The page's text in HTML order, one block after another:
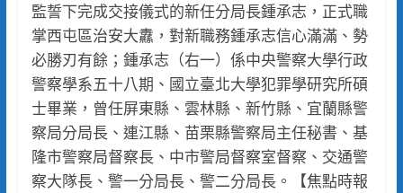
監誓下完成交接儀式的新任分局長鍾承志，正式職
掌西屯區治安大纛，對新職務鍾承志信心滿滿、勢
必勝刃有餘；鍾承志（右一）係中央警察大學行政
警察學系五十八期、國立臺北大學犯罪學研究所碩
士畢業，曾任屏東縣、雲林縣、新竹縣、宜蘭縣警
察局分局長、連江縣、苗栗縣警察局主任秘書、基
隆市警察局督察長、中市警局督察室督察、交通警
察大隊長、警一分局長、警二分局長。【焦點時報